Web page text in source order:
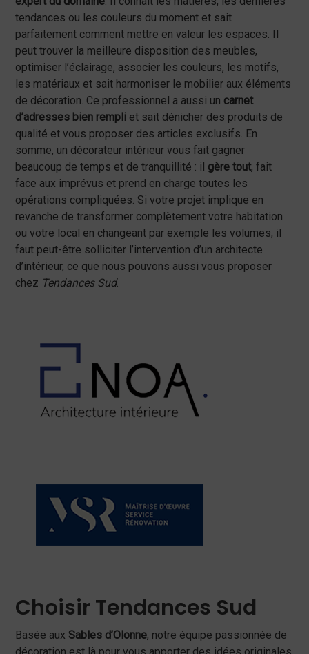
tendances ou les couleurs du moment et sait
parfaitement comment mettre en valeur les espaces. Il
peut trouver la meilleure disposition des meubles,
optimiser l’éclairage, associer les couleurs, les motifs,
les matériaux et sait harmoniser le mobilier aux éléments
de décoration. Ce professionnel a aussi un carnet
d’adresses bien rempli et sait dénicher des produits de
qualité et vous proposer des articles exclusifs. En
somme, un décorateur intérieur vous fait gagner
beaucoup de temps et de tranquillité : il gère tout, fait
face aux imprévus et prend en charge toutes les
opérations compliquées. Si votre projet implique en
revanche de transformer complètement votre habitation
ou votre local en changeant par exemple les volumes, il
faut peut-être solliciter l’intervention d’un architecte
d’intérieur, ce que nous pouvons aussi vous proposer
chez Tendances Sud.
Choisir Tendances Sud
Basée aux Sables d’Olonne, notre équipe passionnée de